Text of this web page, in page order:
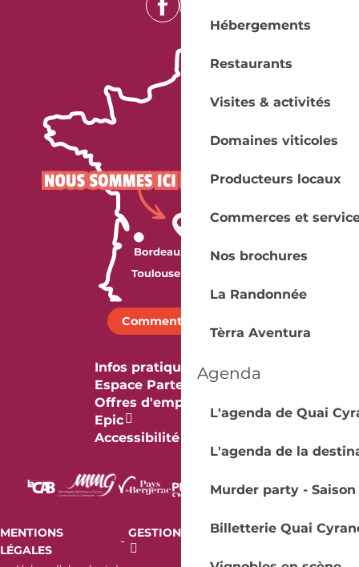
Hébergements
Restaurants
Visites & activités
Domaines viticoles
Producteurs locaux
Commerces et
Nos brochures
La Randonnée
Tèrra Aventura
Agenda
L'agenda de Quai
L'agenda de la
Murder party - Saison
Billetterie Quai
Comment venir ?
Infos pratiques
Espace Partenaires
Offres d'emploi & stage
Epic
Accessibilité
MENTIONS
LÉGALES
-
GESTION DES COOKIES
AUDIT